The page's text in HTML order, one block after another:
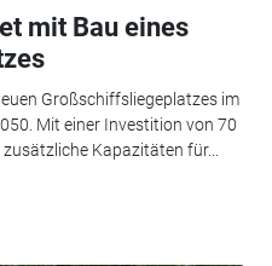
mit Bau eines
Großschiffsliegeplatzes im
Mit einer Investition von 70
Kapazitäten für...